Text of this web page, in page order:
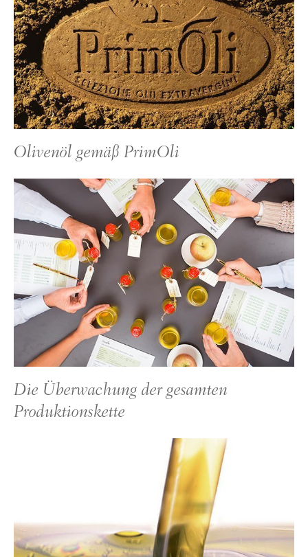
Olivenöl gemäß PrimOli
Die Überwachung der gesamten
Produktionskette